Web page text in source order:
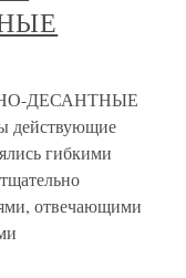
ДЕСАНТНЫЕ
действующие
гибкими
отвечающими